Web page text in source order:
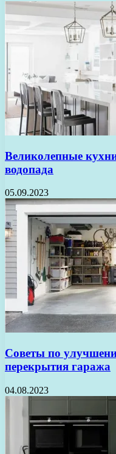
Великолепные
водопада
05.09.2023
Советы по
перекрытия гаража
04.08.2023